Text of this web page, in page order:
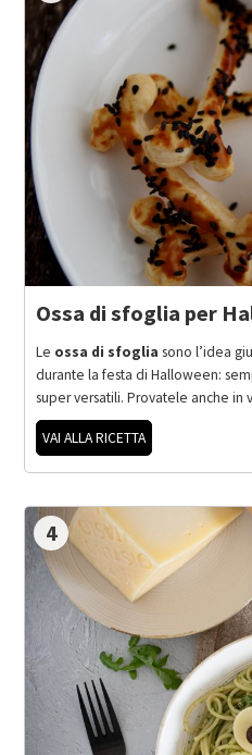
Ossa di sfoglia per
Le ossa di sfoglia sono l’idea
durante la festa di Halloween:
super versatili. Provatele anche in
VAI ALLA RICETTA
4